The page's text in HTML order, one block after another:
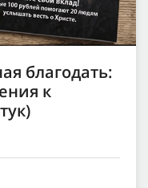
благодать:
к